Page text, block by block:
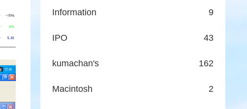
Information 9
IPO 43
kumachan's 162
Macintosh 2